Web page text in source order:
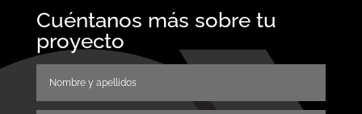
Cuéntanos más sobre tu
proyecto